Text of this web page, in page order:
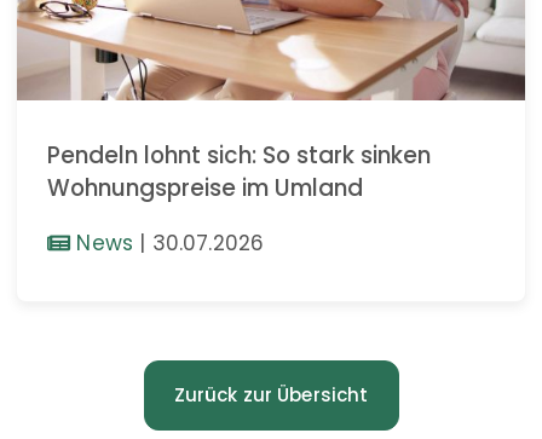
Pendeln lohnt sich: So stark sinken
Wohnungspreise im Umland
News | 30.07.2026
Zurück zur Übersicht